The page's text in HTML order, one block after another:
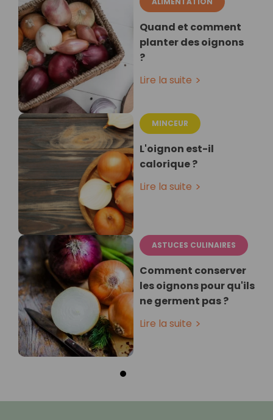
Quand et comment
planter des oignons
?
Lire la suite
MINCEUR
L'oignon est-il
calorique ?
Lire la suite
ASTUCES CULINAIRES
Comment conserver
les oignons pour qu'ils
ne germent pas ?
Lire la suite